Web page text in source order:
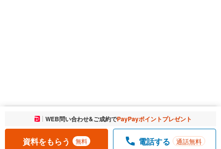
お気に入りに追加しました。 一覧を開く
WEB問い合わせ&ご成約でPayPayポイントプレゼント
資料をもらう 無料 電話する 通話無料